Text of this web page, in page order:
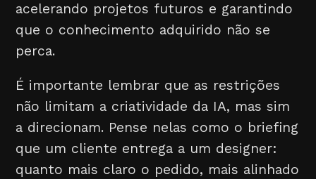
acelerando projetos futuros e garantindo
que o conhecimento adquirido não se
perca.
É importante lembrar que as restrições
não limitam a criatividade da IA, mas sim
a direcionam. Pense nelas como o briefing
que um cliente entrega a um designer:
quanto mais claro o pedido, mais alinhado